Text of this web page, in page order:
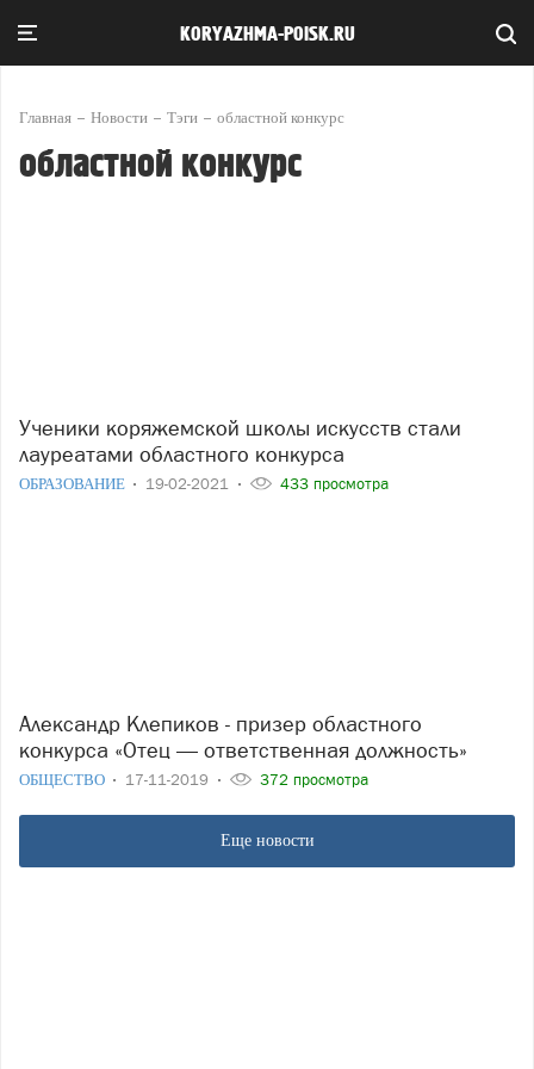
KORYAZHMA-POISK.RU
Главная Новости Тэги областной конкурс
областной конкурс
Ученики коряжемской школы искусств стали
лауреатами областного конкурса
ОБРАЗОВАНИЕ 19-02-2021 433 просмотра
Александр Клепиков - призер областного
конкурса «Отец — ответственная должность»
ОБЩЕСТВО 17-11-2019 372 просмотра
Еще новости